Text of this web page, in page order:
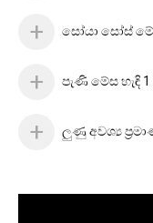
සෝයා සෝස් මේස
පැණි මේස හැඳි 1
ලුණු අවශ්‍ය